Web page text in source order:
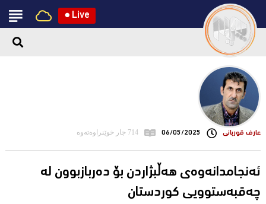
● Live
عارف قوربانی 06/05/2025 714 جار خوێنراوەتەوە
ئەنجامدانەوەى هەڵبژاردن بۆ دەربازبوون لە
چەقبەستوویى کوردستان